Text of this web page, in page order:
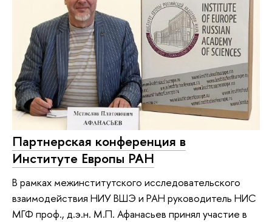
Партнерская конференция в
Институте Европы РАН
В рамках межинститутского исследовательского
взаимодействия НИУ ВШЭ и РАН руководитель НИС
МГФ проф., д.э.н. М.П. Афанасьев принял участие в